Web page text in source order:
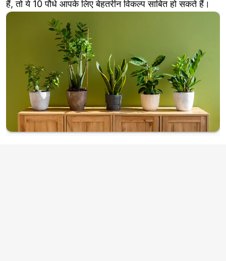
हैं, तो ये 10 पौधे आपके लिए बेहतरीन विकल्प साबित हो सकते हैं।